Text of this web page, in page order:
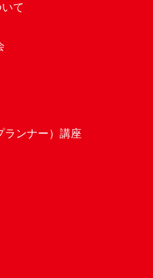
て
ランナー）講座